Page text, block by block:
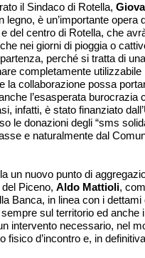
il Sindaco di Rotella,
legno, è un’importante opera
del centro di Rotella, che
nei giorni di pioggia o
perché si tratta di
completamente utilizzabile
la collaborazione possa
l’esasperata burocrazia
infatti, è stato finanziato
le donazioni degli “sms
e naturalmente dal
un nuovo punto di
Piceno, Aldo Mattioli,
Banca, in linea con i dettami
sul territorio ed anche
intervento necessario, nel
fisico d’incontro e, in